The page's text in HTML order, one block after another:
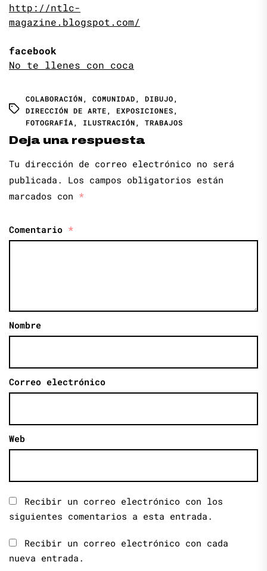
http://ntlc-
magazine.blogspot.com/
facebook
No te llenes con coca
COLABORACIÓN, COMUNIDAD, DIBUJO,
DIRECCIÓN DE ARTE, EXPOSICIONES,
FOTOGRAFÍA, ILUSTRACIÓN, TRABAJOS
Deja una respuesta
Tu dirección de correo electrónico no será
publicada.
Los campos obligatorios están
marcados con *
Comentario *
Nombre
Correo electrónico
Web
Recibir un correo electrónico con los
siguientes comentarios a esta entrada.
Recibir un correo electrónico con cada
nueva entrada.